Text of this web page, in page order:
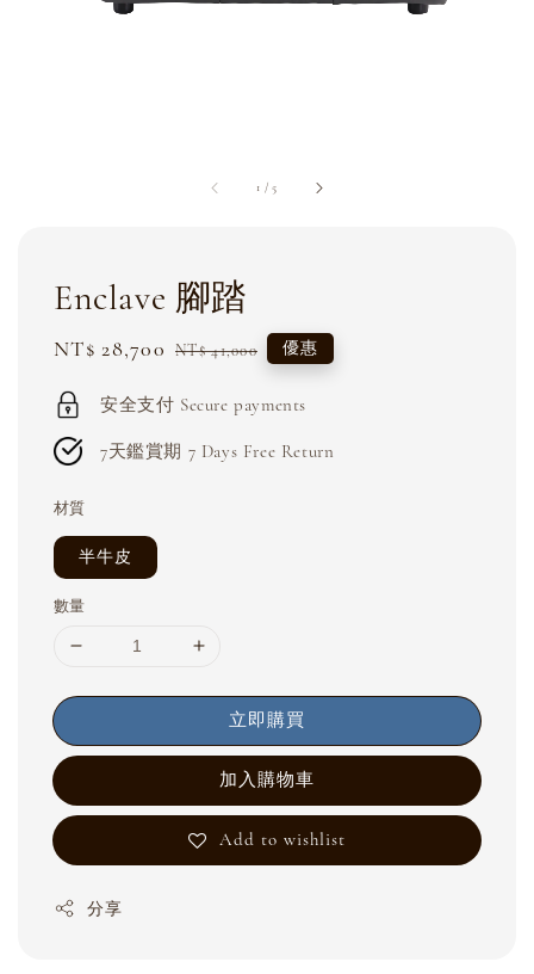
1 /5
Enclave 腳踏
Sale
NT$ 28,700 Regular
NT$ 41,000 優惠
安全支付 Secure payments
7天鑑賞期 7 Days Free Return
材質
半牛皮
數量
立即購買
加入購物車
Add to wishlist
分享